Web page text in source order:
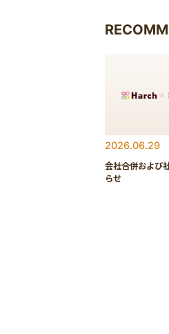
2026.06.29
会社合併および
らせ